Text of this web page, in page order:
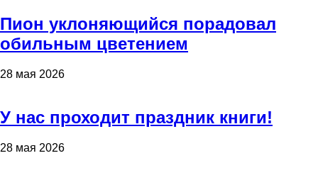
Пион уклоняющийся порадовал
обильным цветением
28 мая 2026
У нас проходит праздник книги!
28 мая 2026